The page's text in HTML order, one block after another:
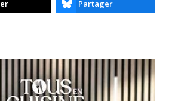
Partager